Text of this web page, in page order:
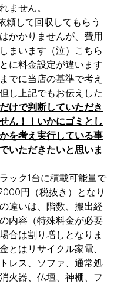
ません。
頼して回収してもらう
かかりませんが、費用
まいます（泣）こちら
に料金設定が違います
でに当店の基準で考え
し上記でもお伝えした
けで判断していただき
ん！！いかにゴミとし
を考え実行している事
いただきたいと思いま
ック1台に積載可能量で
円（税抜き）となり
違いは、階数、搬出経
内容（特殊料金が必要
合は割り増しとなりま
とはリサイクル家電、
レス、ソファ、通常処
火器、仏壇、神棚、フ